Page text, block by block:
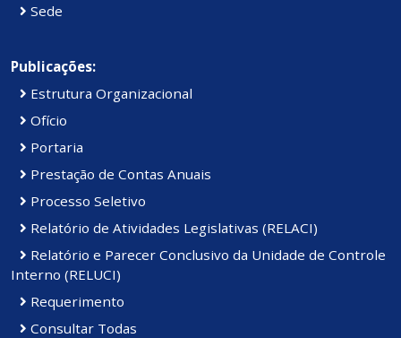
Sede
Publicações:
Estrutura Organizacional
Ofício
Portaria
Prestação de Contas Anuais
Processo Seletivo
Relatório de Atividades Legislativas (RELACI)
Relatório e Parecer Conclusivo da Unidade de Controle
Interno (RELUCI)
Requerimento
Consultar Todas